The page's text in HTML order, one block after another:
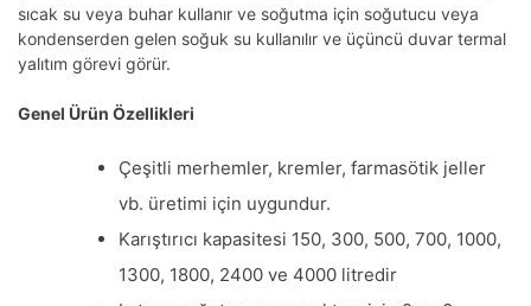
sıcak su veya buhar kullanır ve soğutma için soğutucu veya
kondenserden gelen soğuk su kullanılır ve üçüncü duvar termal
yalıtım görevi görür.
Genel Ürün Özellikleri
Çeşitli merhemler, kremler, farmasötik jeller
vb. üretimi için uygundur.
Karıştırıcı kapasitesi 150, 300, 500, 700, 1000,
1300, 1800, 2400 ve 4000 litredir